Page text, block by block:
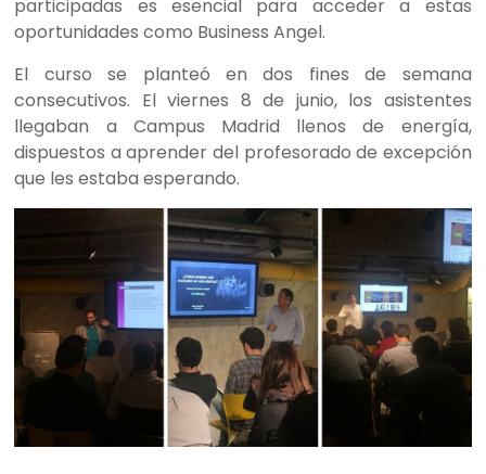
participadas es esencial para acceder a estas
oportunidades como Business Angel.
El curso se planteó en dos fines de semana
consecutivos. El viernes 8 de junio, los asistentes
llegaban a Campus Madrid llenos de energía,
dispuestos a aprender del profesorado de excepción
que les estaba esperando.